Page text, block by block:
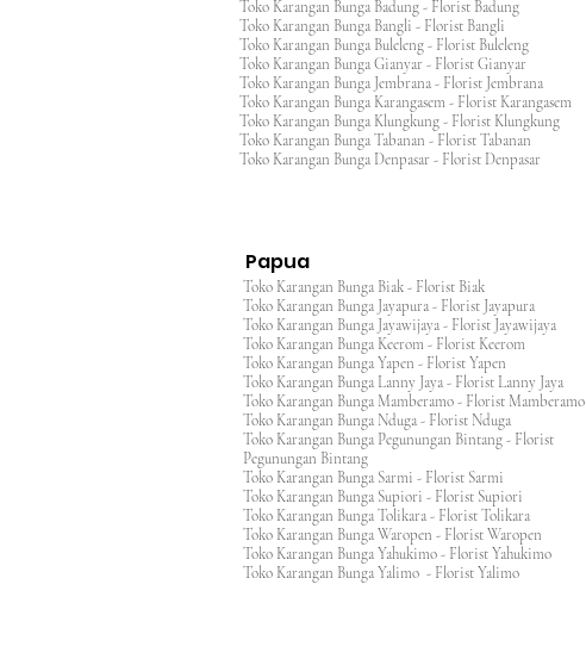
Toko Karangan Bunga Badung - Florist Badung
Toko Karangan Bunga Bangli - Florist Bangli
Toko Karangan Bunga Buleleng - Florist Buleleng
Toko Karangan Bunga Gianyar - Florist Gianyar
Toko Karangan Bunga Jembrana - Florist Jembrana
Toko Karangan Bunga Karangasem - Florist Karangasem
Toko Karangan Bunga Klungkung - Florist Klungkung
Toko Karangan Bunga Tabanan - Florist Tabanan
Toko Karangan Bunga Denpasar - Florist Denpasar
Papua
Toko Karangan Bunga Biak - Florist Biak
Toko Karangan Bunga Jayapura - Florist Jayapura
Toko Karangan Bunga Jayawijaya - Florist Jayawijaya
Toko Karangan Bunga Keerom - Florist Keerom
Toko Karangan Bunga Yapen - Florist Yapen
Toko Karangan Bunga Lanny Jaya - Florist Lanny Jaya
Toko Karangan Bunga Mamberamo - Florist Mamberamo
Toko Karangan Bunga Nduga - Florist Nduga
Toko Karangan Bunga Pegunungan Bintang - Florist
Pegunungan Bintang
Toko Karangan Bunga Sarmi - Florist Sarmi
Toko Karangan Bunga Supiori - Florist Supiori
Toko Karangan Bunga Tolikara - Florist Tolikara
Toko Karangan Bunga Waropen - Florist Waropen
Toko Karangan Bunga Yahukimo - Florist Yahukimo
Toko Karangan Bunga Yalimo - Florist Yalimo